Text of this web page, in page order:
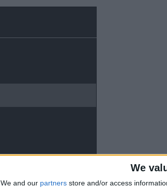
We
We and our partners store and/or access